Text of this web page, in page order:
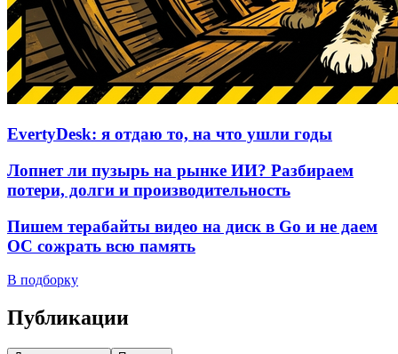
EvertyDesk: я отдаю то, на что ушли годы
Лопнет ли пузырь на рынке ИИ? Разбираем
потери, долги и производительность
Пишем терабайты видео на диск в Go и не даем
ОС сожрать всю память
В подборку
Публикации